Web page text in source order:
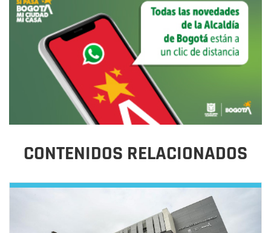
CONTENIDOS RELACIONADOS